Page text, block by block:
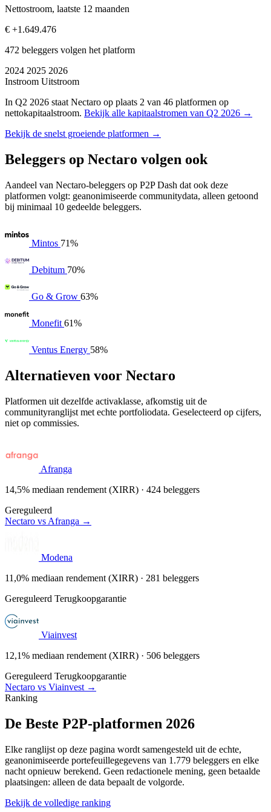
Nettostroom, laatste 12 maanden
€ +1.649.476
472 beleggers volgen het platform
2024 2025 2026
Instroom Uitstroom
In Q2 2026 staat Nectaro op plaats 2 van 46 platformen op
nettokapitaalstroom. Bekijk alle kapitaalstromen van Q2 2026 →
Bekijk de snelst groeiende platformen →
Beleggers op Nectaro volgen ook
Aandeel van Nectaro-beleggers op P2P Dash dat ook deze
platformen volgt: geanonimiseerde communitydata, alleen getoond
bij minimaal 10 gedeelde beleggers.
Mintos 71%
Debitum 70%
Go & Grow 63%
Monefit 61%
Ventus Energy 58%
Alternatieven voor Nectaro
Platformen uit dezelfde activaklasse, afkomstig uit de
communityranglijst met echte portfoliodata. Geselecteerd op cijfers,
niet op commissies.
Afranga
14,5% mediaan rendement (XIRR) · 424 beleggers
Gereguleerd
Nectaro vs Afranga →
Modena
11,0% mediaan rendement (XIRR) · 281 beleggers
Gereguleerd Terugkoopgarantie
Viainvest
12,1% mediaan rendement (XIRR) · 506 beleggers
Gereguleerd Terugkoopgarantie
Nectaro vs Viainvest →
Ranking
De Beste P2P-platformen 2026
Elke ranglijst op deze pagina wordt samengesteld uit de echte,
geanonimiseerde portefeuillegegevens van 1.779 beleggers en elke
nacht opnieuw berekend. Geen redactionele mening, geen betaalde
plaatsingen: alleen de data bepaalt de volgorde.
Bekijk de volledige ranking